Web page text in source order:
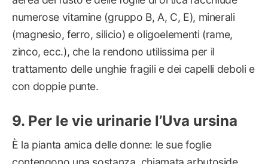
numerose vitamine (gruppo B, A, C, E), minerali
(magnesio, ferro, silicio) e oligoelementi (rame,
zinco, ecc.), che la rendono utilissima per il
trattamento delle unghie fragili e dei capelli deboli e
con doppie punte.
Per le vie urinarie l’Uva ursina
È la pianta amica delle donne: le sue foglie